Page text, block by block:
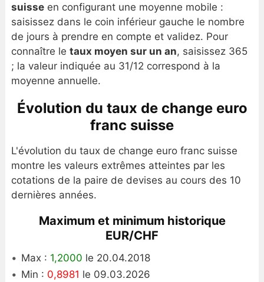
suisseen configurant une moyenne mobile :
saisissez dans le coin inférieur gauche le nombre
de jours à prendre en compte et validez. Pour
connaître le taux moyen sur un an, saisissez 365
; la valeur indiquée au 31/12 correspond à la
moyenne annuelle.
Évolution du taux de change euro
franc suisse
L'évolution du taux de change euro franc suisse
montre les valeurs extrêmes atteintes par les
cotations de la paire de devises au cours des 10
dernières années.
Maximum et minimum historique
EUR/CHF
Max : 1,2000 le 20.04.2018
Min : 0,8981 le 09.03.2026